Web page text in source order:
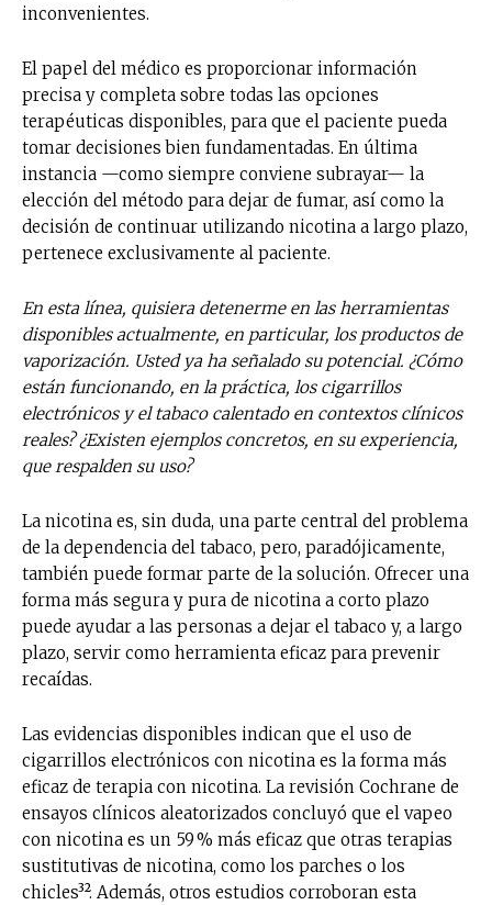
No te pierdas de las
últimas noticias
Suscríbete a nuestro boletín diario y
recibe todas las noticias del vapeo y la
reducción de daños en tu correo
inconvenientes.
El papel del médico es proporcionar información
precisa y completa sobre todas las opciones
terapéuticas disponibles, para que el paciente pueda
tomar decisiones bien fundamentadas. En última
instancia —como siempre conviene subrayar— la
elección del método para dejar de fumar, así como la
decisión de continuar utilizando nicotina a largo plazo,
pertenece exclusivamente al paciente.
En esta línea, quisiera detenerme en las herramientas
disponibles actualmente, en particular, los productos de
vaporización. Usted ya ha señalado su potencial. ¿Cómo
están funcionando, en la práctica, los cigarrillos
electrónicos y el tabaco calentado en contextos clínicos
reales? ¿Existen ejemplos concretos, en su experiencia,
que respalden su uso?
La nicotina es, sin duda, una parte central del problema
de la dependencia del tabaco, pero, paradójicamente,
también puede formar parte de la solución. Ofrecer una
forma más segura y pura de nicotina a corto plazo
puede ayudar a las personas a dejar el tabaco y, a largo
plazo, servir como herramienta eficaz para prevenir
recaídas.
Las evidencias disponibles indican que el uso de
cigarrillos electrónicos con nicotina es la forma más
eficaz de terapia con nicotina. La revisión Cochrane de
ensayos clínicos aleatorizados concluyó que el vapeo
con nicotina es un 59 % más eficaz que otras terapias
sustitutivas de nicotina, como los parches o los
chicles³². Además, otros estudios corroboran esta